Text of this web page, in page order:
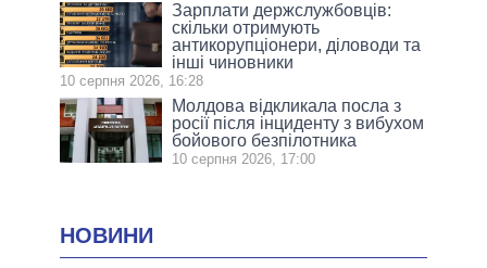
Зарплати держслужбовців:
скільки отримують
антикорупціонери, діловоди та
інші чиновники
10 серпня 2026, 16:28
Молдова відкликала посла з
росії після інциденту з вибухом
бойового безпілотника
10 серпня 2026, 17:00
НОВИНИ